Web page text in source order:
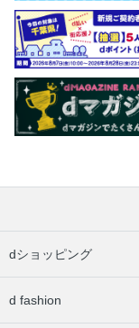
dショッピング
d fashion